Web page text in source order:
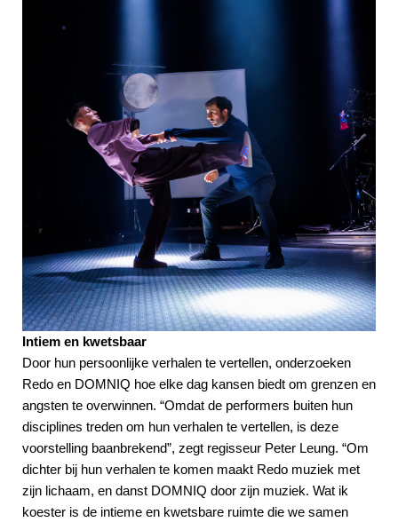
Intiem en kwetsbaar
Door hun persoonlijke verhalen te vertellen, onderzoeken
Redo en DOMNIQ hoe elke dag kansen biedt om grenzen en
angsten te overwinnen. “Omdat de performers buiten hun
disciplines treden om hun verhalen te vertellen, is deze
voorstelling baanbrekend”, zegt regisseur Peter Leung. “Om
dichter bij hun verhalen te komen maakt Redo muziek met
zijn lichaam, en danst DOMNIQ door zijn muziek. Wat ik
koester is de intieme en kwetsbare ruimte die we samen